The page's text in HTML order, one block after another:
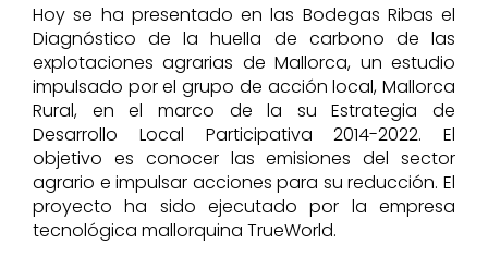
Hoy se ha presentado en las Bodegas Ribas el
Diagnóstico de la huella de carbono de las
explotaciones agrarias de Mallorca, un estudio
impulsado por el grupo de acción local, Mallorca
Rural, en el marco de la su Estrategia de
Desarrollo Local Participativa 2014-2022. El
objetivo es conocer las emisiones del sector
agrario e impulsar acciones para su reducción. El
proyecto ha sido ejecutado por la empresa
tecnológica mallorquina TrueWorld.